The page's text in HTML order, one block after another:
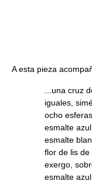
A esta pieza
...una cruz
iguales,
ocho
esmalte
esmalte
flor de lis de
exergo,
esmalte